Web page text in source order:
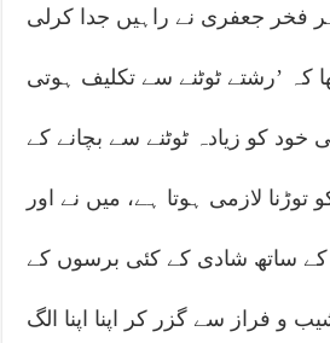
فخر جعفری نے راہیں جدا کرلی
کہ ’رشتے ٹوٹنے سے تکلیف ہوتی
خود کو زیادہ ٹوٹنے سے بچانے کے
لازمی ہوتا ہے، میں نے اور
کے ساتھ شادی کے کئی برسوں کے
و فراز سے گزر کر اپنا اپنا الگ